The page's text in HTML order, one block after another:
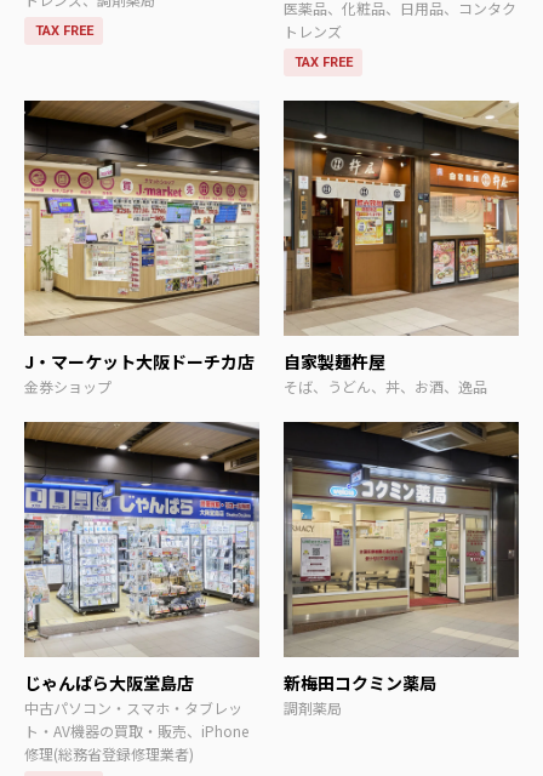
TAX FREE
医薬品、化粧品、日用品、コンタク
トレンズ
TAX FREE
J・マーケット大阪ドーチカ店
金券ショップ
自家製麺杵屋
そば、うどん、丼、お酒、逸品
じゃんぱら大阪堂島店
中古パソコン・スマホ・タブレッ
ト・AV機器の買取・販売、iPhone
修理(総務省登録修理業者)
新梅田コクミン薬局
調剤薬局